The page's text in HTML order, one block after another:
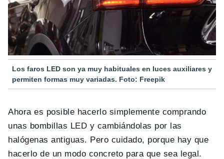
Los faros LED son ya muy habituales en luces auxiliares y
permiten formas muy variadas. Foto: Freepik
Ahora es posible hacerlo simplemente comprando
unas bombillas LED y cambiándolas por las
halógenas antiguas. Pero cuidado, porque hay que
hacerlo de un modo concreto para que sea legal.